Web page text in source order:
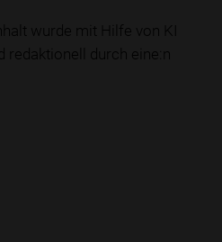
wurde mit Hilfe von KI
redaktionell durch eine:n